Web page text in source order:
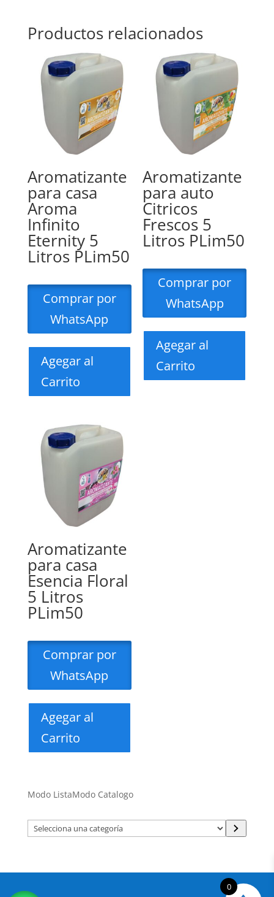
Productos relacionados
Aromatizante
para casa
Aroma
Infinito
Eternity 5
Litros PLim50
Comprar por
WhatsApp
Agegar al
Carrito
Aromatizante
para auto
Citricos
Frescos 5
Litros PLim50
Comprar por
WhatsApp
Agegar al
Carrito
Aromatizante
para casa
Esencia Floral
5 Litros
PLim50
Comprar por
WhatsApp
Agegar al
Carrito
Modo ListaModo Catalogo
Selecciona
una
0